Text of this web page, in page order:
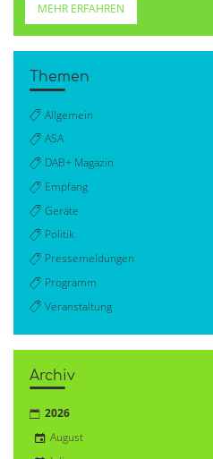
MEHR ERFAHREN
Themen
Allgemein
ASA
DAB+ Magazin
Empfang
Geräte
Politik
Pressemeldungen
Programm
Veranstaltung
Archiv
2026
August